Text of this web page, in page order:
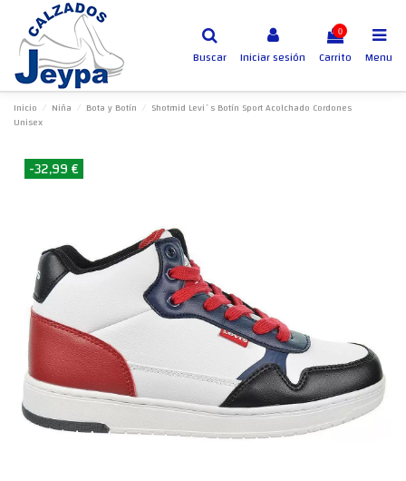
Buscar Iniciar sesión
0
Carrito Menu
Inicio Niña Bota y Botín
Shotmid Levi´s Botín Sport Acolchado Cordones
Unisex
-32,99 €